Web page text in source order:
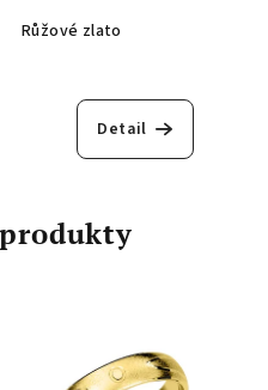
Růžové zlato
Detail